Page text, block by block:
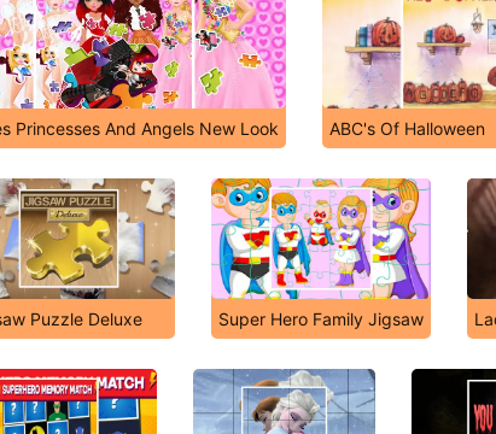
Princesses And Angels New Look ABC's Of Halloween
Puzzle Deluxe Super Hero Family Jigsaw